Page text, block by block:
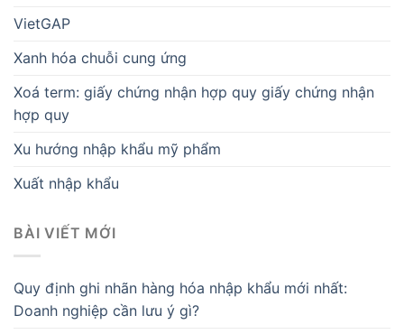
VietGAP
Xanh hóa chuỗi cung ứng
Xoá term: giấy chứng nhận hợp quy giấy chứng nhận
hợp quy
Xu hướng nhập khẩu mỹ phẩm
Xuất nhập khẩu
BÀI VIẾT MỚI
Quy định ghi nhãn hàng hóa nhập khẩu mới nhất:
Doanh nghiệp cần lưu ý gì?